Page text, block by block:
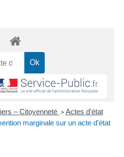
– Citoyenneté > Actes d'état
marginale sur un acte d'état